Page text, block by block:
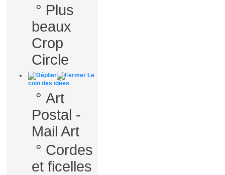
° Plus
beaux
Crop
Circle
Le
coin des idées
° Art
Postal -
Mail Art
° Cordes
et ficelles